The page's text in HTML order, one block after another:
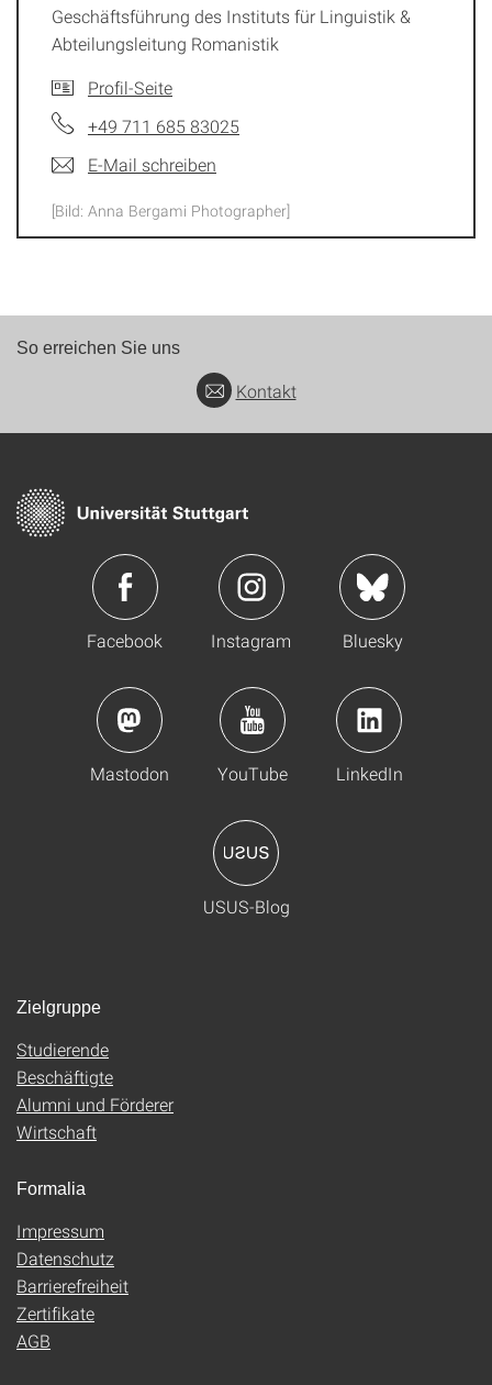
Geschäftsführung des Instituts für Linguistik &
Abteilungsleitung Romanistik
Profil-Seite
+49 711 685 83025
E-Mail schreiben
[Bild: Anna Bergami Photographer]
So erreichen Sie uns
Kontakt
Facebook Instagram Bluesky
Mastodon YouTube LinkedIn
USUS-Blog
Zielgruppe
Studierende
Beschäftigte
Alumni und Förderer
Wirtschaft
Formalia
Impressum
Datenschutz
Barrierefreiheit
Zertifikate
AGB